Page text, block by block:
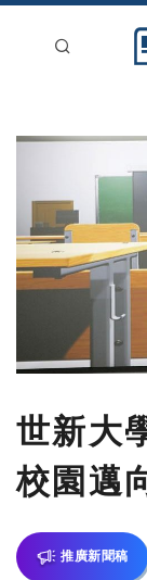
新聞稿分類
刊登
世新大
校園邁
推廣新聞稿